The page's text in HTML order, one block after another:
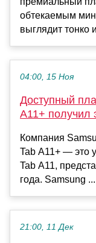
обтекаемым
выглядит тонко
04:00, 15 Ноя
Доступный
A11+ получил
Компания
Tab A11+ — это
Tab A11,
года. Samsung ...
21:00, 11 Дек